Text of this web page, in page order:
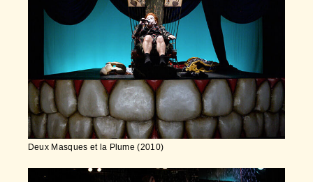
Deux Masques et la Plume (2010)